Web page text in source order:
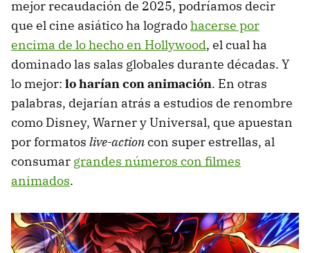
mejor recaudación de 2025, podríamos decir
que el cine asiático ha logradohacerse por
encima de lo hecho en Hollywood, el cual ha
dominado las salas globales durante décadas. Y
lo mejor: lo harían con animación. En otras
palabras, dejarían atrás a estudios de renombre
como Disney, Warner y Universal, que apuestan
por formatos live-actioncon super estrellas, al
consumar grandes números con filmes
animados.